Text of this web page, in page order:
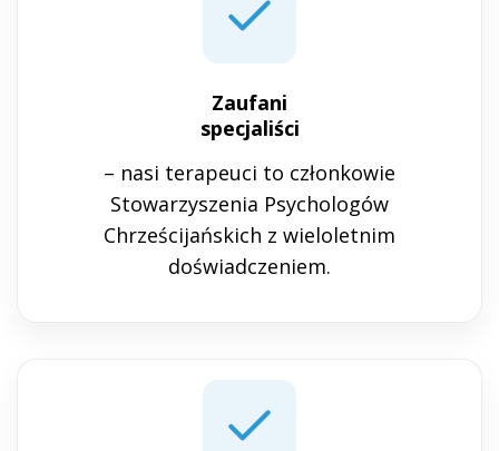
Zaufani
specjaliści
– nasi terapeuci to członkowie
Stowarzyszenia Psychologów
Chrześcijańskich z wieloletnim
doświadczeniem.